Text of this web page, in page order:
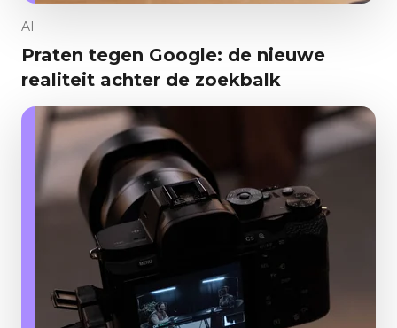
AI
Praten tegen Google: de nieuwe
realiteit achter de zoekbalk